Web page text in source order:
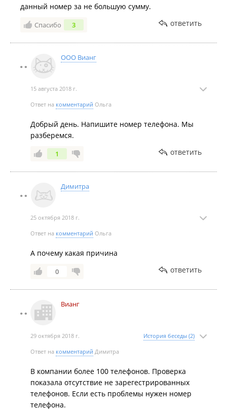
данный номер за не большую сумму.
Спасибо 3 ответить
ООО Вианг
15 августа 2018 г.
Ответ на комментарий Ольга
Добрый день. Напишите номер телефона. Мы
разберемся.
1 ответить
Димитра
25 октября 2018 г.
Ответ на комментарий Ольга
А почему какая причина
0 ответить
Вианг
29 октября 2018 г. История беседы (2)
Ответ на комментарий Димитра
В компании более 100 телефонов. Проверка
показала отсутствие не зарегестрированных
телефонов. Если есть проблемы нужен номер
телефона.